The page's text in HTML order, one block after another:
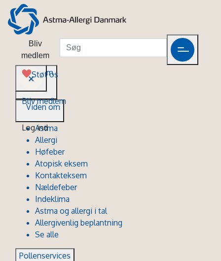
Bliv
medlem
Støt os
Bliv medlem
Log ind
Viden om
Viden om
Astma
Allergi
Høfeber
Atopisk eksem
Kontakteksem
Nældefeber
Indeklima
Astma og allergi i tal
Allergivenlig beplantning
Se alle
Pollenservices